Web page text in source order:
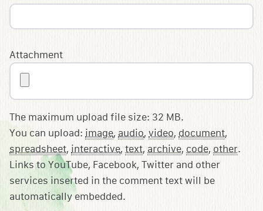
Attachment
The maximum upload file size: 32 MB.
You can upload: image, audio, video, document,
spreadsheet, interactive, text, archive, code, other.
Links to YouTube, Facebook, Twitter and other
services inserted in the comment text will be
automatically embedded.